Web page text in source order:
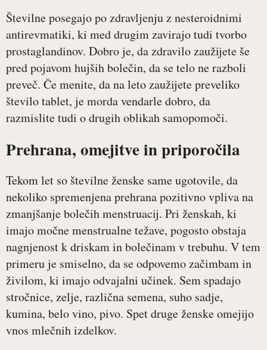
Številne posegajo po zdravljenju z nesteroidnimi
antirevmatiki, ki med drugim zavirajo tudi tvorbo
prostaglandinov. Dobro je, da zdravilo zaužijete še
pred pojavom hujših bolečin, da se telo ne razboli
preveč. Če menite, da na leto zaužijete preveliko
število tablet, je morda vendarle dobro, da
razmislite tudi o drugih oblikah samopomoči.
Prehrana, omejitve in priporočila
Tekom let so številne ženske same ugotovile, da
nekoliko spremenjena prehrana pozitivno vpliva na
zmanjšanje bolečih menstruacij. Pri ženskah, ki
imajo močne menstrualne težave, pogosto obstaja
nagnjenost k driskam in bolečinam v trebuhu. V tem
primeru je smiselno, da se odpovemo začimbam in
živilom, ki imajo odvajalni učinek. Sem spadajo
stročnice, zelje, različna semena, suho sadje,
kumina, belo vino, pivo. Spet druge ženske omejijo
vnos mlečnih izdelkov.